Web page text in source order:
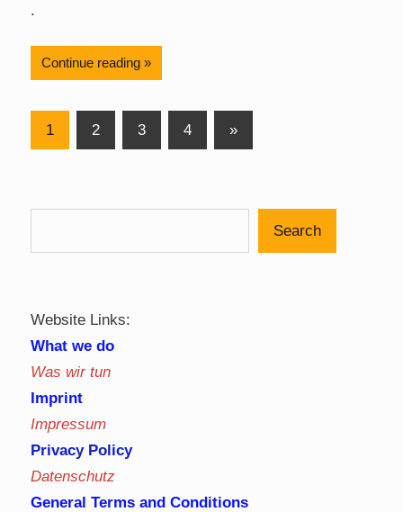
.
Continue reading
Posts
1 2 3 4
Next
Posts
»
Search
Website Links:
What we do
Was wir tun
Imprint
Impressum
Privacy Policy
Datenschutz
General Terms and Conditions